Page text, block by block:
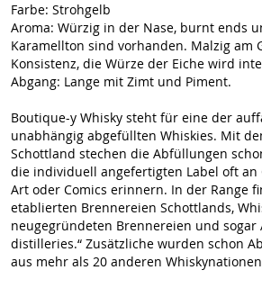
Farbe: Strohgelb
Aroma: Würzig in der Nase, burnt ends
Karamellton sind vorhanden. Malzig am
Konsistenz, die Würze der Eiche wird
Abgang: Lange mit Zimt und Piment.
Boutique-y Whisky steht für eine der
unabhängig abgefüllten Whiskies. Mit
Schottland stechen die Abfüllungen
die individuell angefertigten Label oft an
Art oder Comics erinnern. In der Range
etablierten Brennereien Schottlands,
neugegründeten Brennereien und sogar
distilleries.“ Zusätzliche wurden schon
aus mehr als 20 anderen